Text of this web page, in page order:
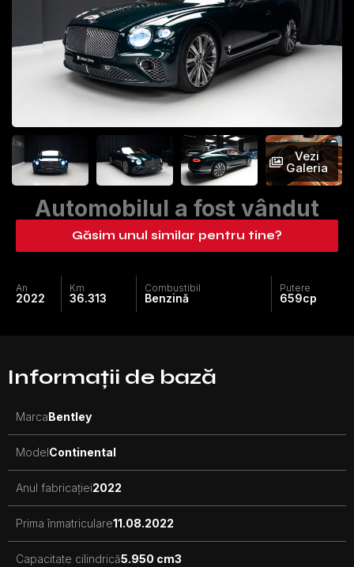
Vezi
Galeria
Automobilul a fost vândut
Găsim unul similar pentru tine?
An
2022
Km
36.313
Combustibil
Benzină
Putere
659cp
Informații de bază
MarcaBentley
ModelContinental
Anul fabricației2022
Prima înmatriculare11.08.2022
Capacitate cilindrică5.950 cm3